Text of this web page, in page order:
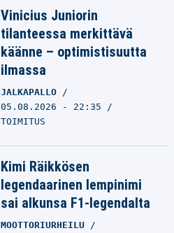
Vinicius Juniorin
tilanteessa merkittävä
käänne – optimistisuutta
ilmassa
JALKAPALLO
05.08.2026 - 22:35
TOIMITUS
Kimi Räikkösen
legendaarinen lempinimi
sai alkunsa F1-legendalta
MOOTTORIURHEILU